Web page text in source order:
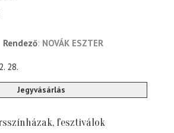
rendező NOVÁK ESZTER
28.
Jegyvásárlás
fesztiválok